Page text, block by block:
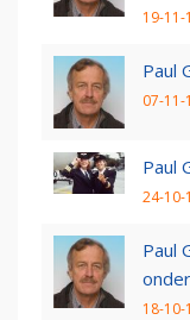
19-11-
Paul
07-11-
Paul
24-10-
Paul
18-10-